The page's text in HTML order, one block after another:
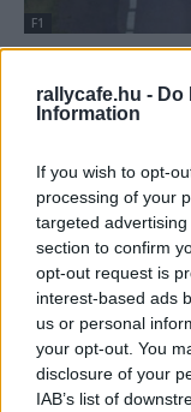
rallycafe.hu - Do
Information
If you wish to opt-
processing of your
targeted
section to confirm
opt-out request is
interest-based ads
us or personal
your opt-out. You
disclosure of your
IAB’s list of
F1
Mercedes-
Mercedesben
F1